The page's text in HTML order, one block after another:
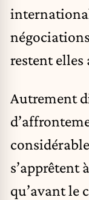
restent elles
Autrement
s’apprêtent
qu’avant le